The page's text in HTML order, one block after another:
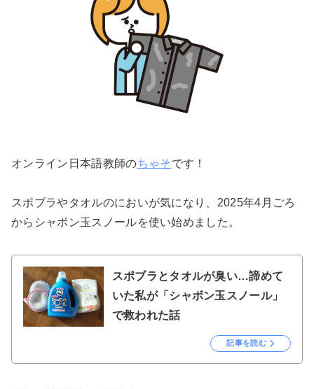
オンライン日本語教師のちゃそです！
スポブラやタオルのにおいが気になり、2025年4月ごろ
からシャボン玉スノールを使い始めました。
スポブラとタオルが臭い…諦めて
いた私が「シャボン玉スノール」
で救われた話
記事を読む